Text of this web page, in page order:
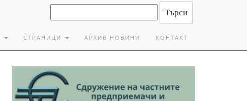
СТРАНИЦИ АРХИВ НОВИНИ КОНТАКТ